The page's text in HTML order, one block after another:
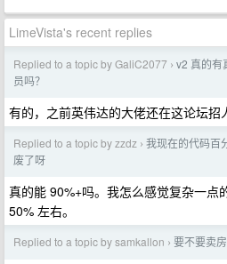
LimeVista's recent replies
Replied to a topic by GaliC2077 › v2 真的有
员吗？
有的，之前英伟达的大佬还在这论坛招
Replied to a topic by zzdz › 我现在的代码百
废了呀
真的能 90%+吗。我怎么感觉复杂一点
50% 左右。
Replied to a topic by samkallon › 要不要卖房